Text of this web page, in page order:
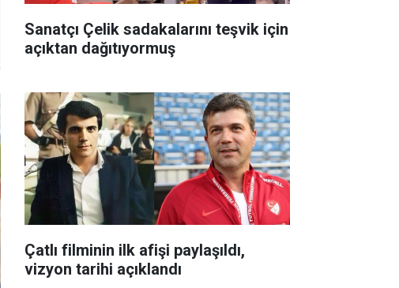
Sanatçı Çelik sadakalarını teşvik için
açıktan dağıtıyormuş
Çatlı filminin ilk afişi paylaşıldı,
vizyon tarihi açıklandı